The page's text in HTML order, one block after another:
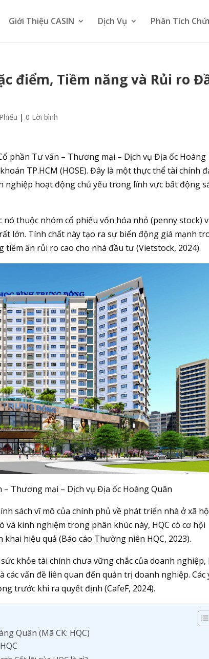
Giới Thiệu CASIN Dịch Vụ Phân Tích
điểm, Tiềm năng và Rủi ro
| 0 Lời bình
phần Tư vấn – Thương mại – Dịch vụ Địa ốc Hoàng
TP.HCM (HOSE). Đây là một thực thể tài chính
nghiệp hoạt động chủ yếu trong lĩnh vực bất động
nó thuộc nhóm cổ phiếu vốn hóa nhỏ (penny stock)
lớn. Tính chất này tạo ra sự biến động giá mạnh
ẩn rủi ro cao cho nhà đầu tư (Vietstock, 2024).
Thương mại – Dịch vụ Địa ốc Hoàng Quân
sách vĩ mô của chính phủ về phát triển nhà ở xã
và kinh nghiệm trong phân khúc này, HQC có cơ hội
hiệu quả (Báo cáo Thường niên HQC, 2023).
khỏe tài chính chưa vững chắc của doanh nghiệp,
vấn đề liên quan đến quản trị doanh nghiệp. Các
trước khi ra quyết định (CafeF, 2024).
Quân (Mã CK: HQC)